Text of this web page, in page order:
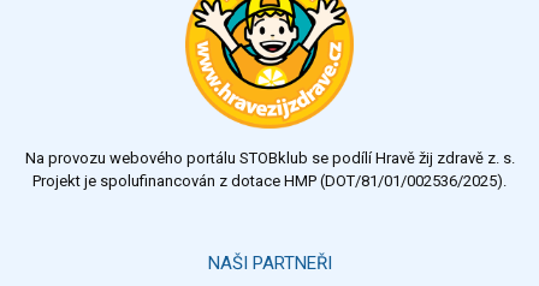
Na provozu webového portálu STOBklub se podílí Hravě žij zdravě z. s.
Projekt je spolufinancován z dotace HMP (DOT/81/01/002536/2025).
NAŠI PARTNEŘI